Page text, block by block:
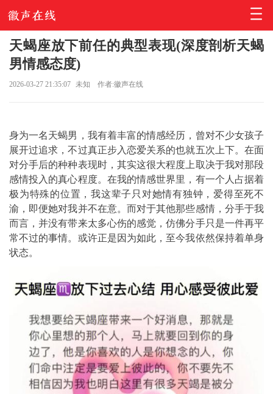
天蝎座放下前任的典型表现(深度剖析天蝎
男情感态度)
2026-03-27 21:35:07 未知 作者:徽声在线
身为一名天蝎男，我有着丰富的情感经历，曾对不少女孩子
展开过追求，不过真正步入恋爱关系的也就五次上下。在面
对分手后的种种表现时，其实这很大程度上取决于我对那段
感情投入的真心程度。在我的情感世界里，有一个人占据着
极为特殊的位置，我这辈子只对她情有独钟，爱得至死不
渝，即便她对我并不在意。而对于其他那些感情，分手于我
而言，并没有带来太多心伤的感觉，仿佛分手只是一件再平
常不过的事情。或许正是因为如此，至今我依然保持着单身
状态。